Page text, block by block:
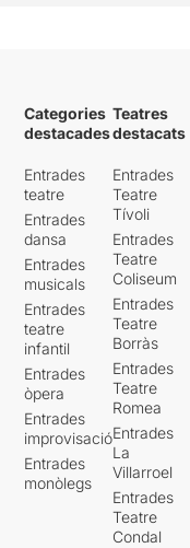
Categories
destacades
Entrades
teatre
Entrades
dansa
Entrades
musicals
Entrades
teatre
infantil
Entrades
òpera
Entrades
improvisació
Entrades
monòlegs
Teatres
destacats
Entrades
Teatre
Tívoli
Entrades
Teatre
Coliseum
Entrades
Teatre
Borràs
Entrades
Teatre
Romea
Entrades
La
Villarroel
Entrades
Teatre
Condal